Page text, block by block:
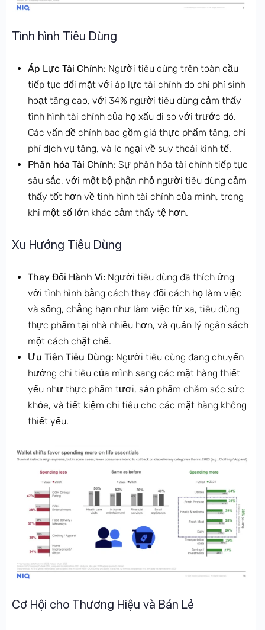
Tình hình Tiêu Dùng
Áp Lực Tài Chính: Người tiêu dùng trên toàn cầu
tiếp tục đối mặt với áp lực tài chính do chi phí sinh
hoạt tăng cao, với 34% người tiêu dùng cảm thấy
tình hình tài chính của họ xấu đi so với trước đó.
Các vấn đề chính bao gồm giá thực phẩm tăng, chi
phí dịch vụ tăng, và lo ngại về suy thoái kinh tế.
Phân hóa Tài Chính: Sự phân hóa tài chính tiếp tục
sâu sắc, với một bộ phận nhỏ người tiêu dùng cảm
thấy tốt hơn về tình hình tài chính của mình, trong
khi một số lớn khác cảm thấy tệ hơn.
Xu Hướng Tiêu Dùng
Thay Đổi Hành Vi: Người tiêu dùng đã thích ứng
với tình hình bằng cách thay đổi cách họ làm việc
và sống, chẳng hạn như làm việc từ xa, tiêu dùng
thực phẩm tại nhà nhiều hơn, và quản lý ngân sách
một cách chặt chẽ.
Ưu Tiên Tiêu Dùng: Người tiêu dùng đang chuyển
hướng chi tiêu của mình sang các mặt hàng thiết
yếu như thực phẩm tươi, sản phẩm chăm sóc sức
khỏe, và tiết kiệm chi tiêu cho các mặt hàng không
thiết yếu.
Cơ Hội cho Thương Hiệu và Bán Lẻ